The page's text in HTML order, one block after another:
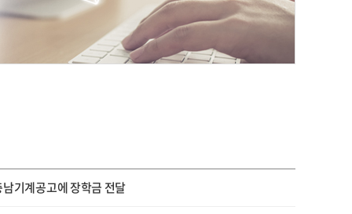
기계공고에 장학금 전달